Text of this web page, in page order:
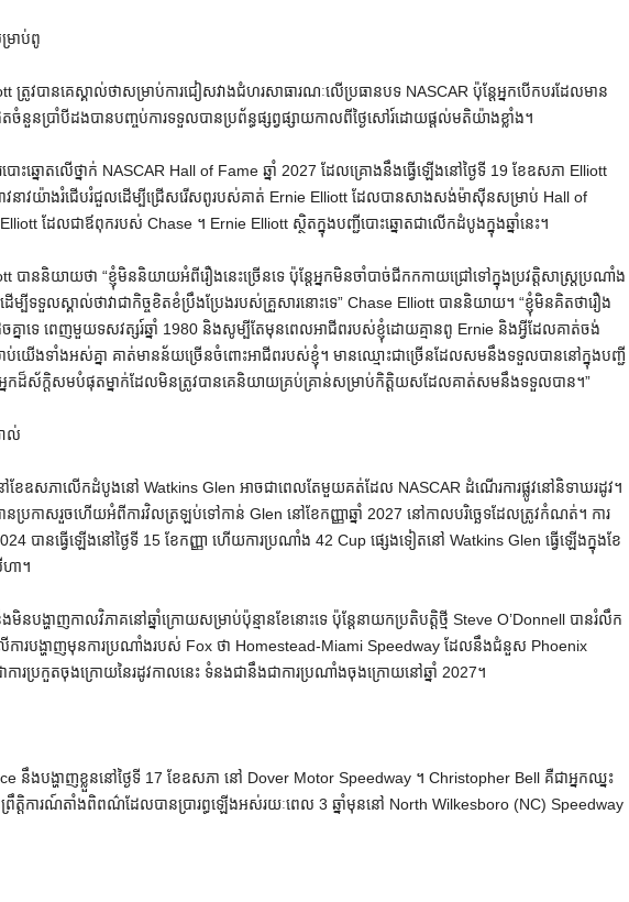
ាប់ពូ
ត្រូវបានគេស្គាល់ថាសម្រាប់ការជៀសវាងជំហរសាធារណៈលើប្រធានបទ NASCAR ប៉ុន្តែអ្នកបើកបរដែលមាន
ចំនួនប្រាំបីដងបានបញ្ចប់ការទទួលបានប្រព័ន្ធផ្សព្វផ្សាយកាលពីថ្ងៃសៅរ៍ដោយផ្តល់មតិយ៉ាងខ្លាំង។
ោះឆ្នោតលើថ្នាក់ NASCAR Hall of Fame ឆ្នាំ 2027 ដែលគ្រោងនឹងធ្វើឡើងនៅថ្ងៃទី 19 ខែឧសភា Elliott
ពាវនាវយ៉ាងរំជើបរំជួលដើម្បីជ្រើសរើសពូរបស់គាត់ Ernie Elliott ដែលបានសាងសង់ម៉ាស៊ីនសម្រាប់ Hall of
ដែលជាឪពុករបស់ Chase ។ Ernie Elliott ស្ថិតក្នុងបញ្ជីបោះឆ្នោតជាលើកដំបូងក្នុងឆ្នាំនេះ។
បាននិយាយថា “ខ្ញុំមិននិយាយអំពីរឿងនេះច្រើនទេ ប៉ុន្តែអ្នកមិនចាំបាច់ជីកកកាយជ្រៅទៅក្នុងប្រវត្តិសាស្រ្តប្រណាំង
ម្បីទទួលស្គាល់ថាវាជាកិច្ចខិតខំប្រឹងប្រែងរបស់គ្រួសារនោះទេ” Chase Elliott បាននិយាយ។ “ខ្ញុំមិនគិតថារឿង
គ្នាទេ ពេញមួយទសវត្សរ៍ឆ្នាំ 1980 និងសូម្បីតែមុនពេលអាជីពរបស់ខ្ញុំដោយគ្មានពូ Ernie និងអ្វីដែលគាត់ចង់
យើងទាំងអស់គ្នា គាត់មានន័យច្រើនចំពោះអាជីពរបស់ខ្ញុំ។ មានឈ្មោះជាច្រើនដែលសមនឹងទទួលបាននៅក្នុងបញ្ជី
អ្នកដ៏ស័ក្តិសមបំផុតម្នាក់ដែលមិនត្រូវបានគេនិយាយគ្រប់គ្រាន់សម្រាប់កិត្តិយសដែលគាត់សមនឹងទទួលបាន។”
ល់
ខែឧសភាលើកដំបូងនៅ Watkins Glen អាចជាពេលតែមួយគត់ដែល NASCAR ដំណើរការផ្លូវនៅនិទាឃរដូវ។
នប្រកាសរួចហើយអំពីការវិលត្រឡប់ទៅកាន់ Glen នៅខែកញ្ញាឆ្នាំ 2027 នៅកាលបរិច្ឆេទដែលត្រូវកំណត់។ ការ
បានធ្វើឡើងនៅថ្ងៃទី 15 ខែកញ្ញា ហើយការប្រណាំង 42 Cup ផ្សេងទៀតនៅ Watkins Glen ធ្វើឡើងក្នុងខែ
ហា។
មិនបង្ហាញកាលវិភាគនៅឆ្នាំក្រោយសម្រាប់ប៉ុន្មានខែនោះទេ ប៉ុន្តែនាយកប្រតិបត្តិថ្មី Steve O’Donnell បានរំលឹក
ារបង្ហាញមុនការប្រណាំងរបស់ Fox ថា Homestead-Miami Speedway ដែលនឹងជំនួស Phoenix
ការប្រកួតចុងក្រោយនៃរដូវកាលនេះ ទំនងជានឹងជាការប្រណាំងចុងក្រោយនៅឆ្នាំ 2027។
នឹងបង្ហាញខ្លួននៅថ្ងៃទី 17 ខែឧសភា នៅ Dover Motor Speedway ។ Christopher Bell គឺជាអ្នកឈ្នះ
រឹត្តិការណ៍តាំងពិពណ៌ដែលបានប្រារព្ធឡើងអស់រយៈពេល 3 ឆ្នាំមុននៅ North Wilkesboro (NC) Speedway